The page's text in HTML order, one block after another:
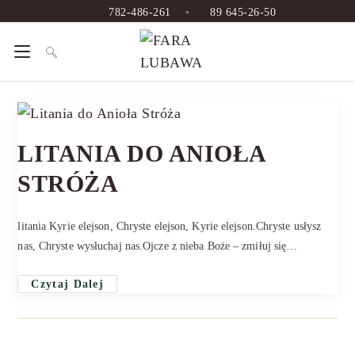
to
content
782-486-261 • 89 645-26-50
LITANIA DO ANIOŁA
STRÓŻA
litania Kyrie elejson, Chryste elejson, Kyrie elejson.Chryste usłysz
nas, Chryste wysłuchaj nas.Ojcze z nieba Boże – zmiłuj się…
Czytaj Dalej